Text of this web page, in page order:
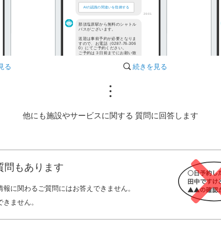
る
AIの認識の間違いを指摘する
20:01
那須塩原駅から無料のシャトル
バスがございます。
送迎は事前予約が必要となりま
すので、お電話（0287-76-306
0）にてご予約ください。
ご予約は３日前までにお願い致
続きを見る
他にも施設やサービスに関する 質問に回答します
問もあります
に関わるご質問にはお答えできません。
ません。